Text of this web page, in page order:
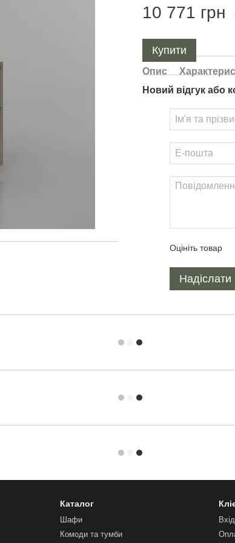
10 771 грн
Купити
Опис
Новий відгук або
Оцініть товар
Надіслати
Каталог
Шафи
Комоди та тумби